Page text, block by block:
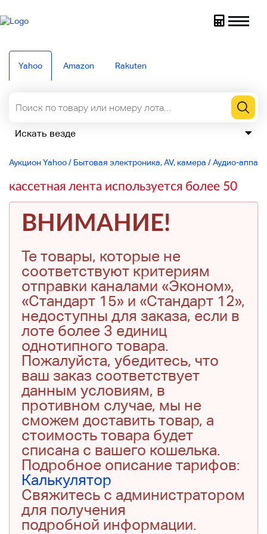
Yahoo Amazon Rakuten
Аукцион Yahoo/ Бытовая электроника, AV, камера /Аудио-
кассетная лента используется более 50
ВНИМАНИЕ!
Те товары, которые не
соответствуют критериям
отправки каналами «Эконом»,
«Стандарт 15» и «Стандарт 12»,
недоступны для заказа, если в
лоте более 3 единиц
однотипного товара.
Пожалуйста, убедитесь, что
ваш заказ соответствует
данным условиям, в
противном случае, мы не
сможем доставить товар, а
стоимость товара будет
списана с вашего кошелька.
Подробное описание тарифов:
Калькулятор
Свяжитесь с администратором
для получения
подробной информации.